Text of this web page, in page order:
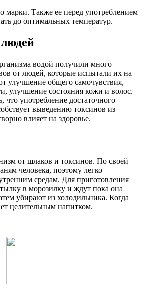
марки. Также ее перед употреблением
до оптимальных температур.
водой получили много
от людей, которые испытали их на
улучшение общего самочувствия,
улучшение состояния кожи и волос.
употребление достаточного
выведению токсинов из
влияет на здоровье.
от шлаков и токсинов. По своей
человека, поэтому легко
средам. Для приготовления
в морозилку и ждут пока она
убирают из холодильника. Когда
целительным напитком.